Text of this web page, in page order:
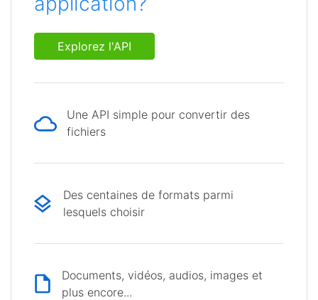
Explorez l'API
Une API simple pour convertir des
fichiers
Des centaines de formats parmi
lesquels choisir
Documents, vidéos, audios, images et
plus encore...